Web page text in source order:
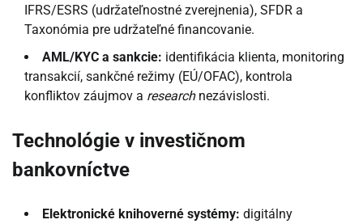
IFRS/ESRS (udržateľnostné zverejnenia), SFDR a
Taxonómia pre udržateľné financovanie.
AML/KYC a sankcie: identifikácia klienta, monitoring
transakcií, sankčné režimy (EÚ/OFAC), kontrola
konfliktov záujmov a researchnezávislosti.
Technológie v investičnom
bankovníctve
Elektronické knihoverné systémy: digitálny